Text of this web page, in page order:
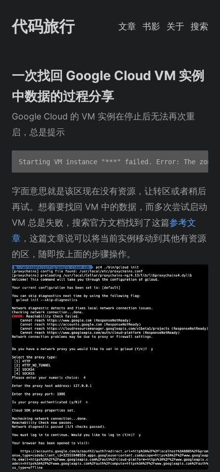
代码旅行 文章 书影 关于 搜索
一次找回 Google Cloud VM 实例
中数据的过程分享
Google Cloud 的 VM 实例在停止后无法再次重
启，总是提示
字面意思就是该区现在没有资源，让转区或者稍后
再试。想着要找回 VM 中的数据，而多次尝试启动
VM 总是失败，搜索官方文档找到了这篇参考文
章 ，这篇文章说可以将当前实例移动到其他有资源
的区，随即按上面的步骤操作。